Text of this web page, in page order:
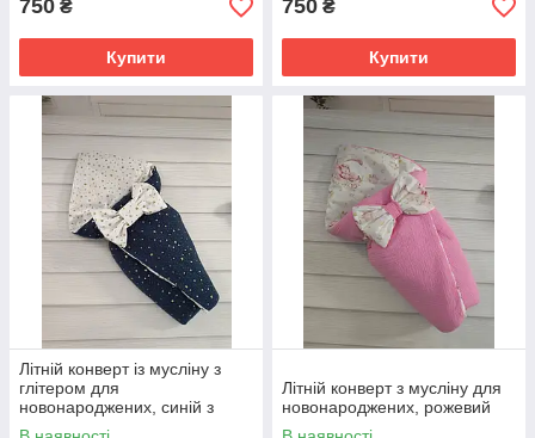
750 ₴
Купити
750 ₴
Купити
Літній конверт із мусліну з
глітером для
новонароджених, синій з
принтом зірки
Літній конверт з мусліну для
новонароджених, рожевий